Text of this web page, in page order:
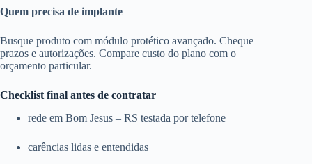
Quem precisa de implante
Busque produto com módulo protético avançado. Cheque
prazos e autorizações. Compare custo do plano com o
orçamento particular.
Checklist final antes de contratar
rede em Bom Jesus – RS testada por telefone
carências lidas e entendidas